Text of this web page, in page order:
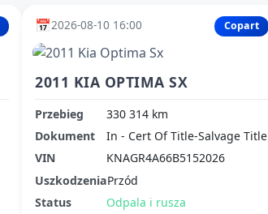
📅2026-08-10 16:00 Copart
2011 KIA OPTIMA SX
Przebieg
330 314 km
Dokument
In - Cert Of Title-Salvage Title
VIN
KNAGR4A66B5152026
UszkodzeniaPrzód
Status
Odpala i rusza